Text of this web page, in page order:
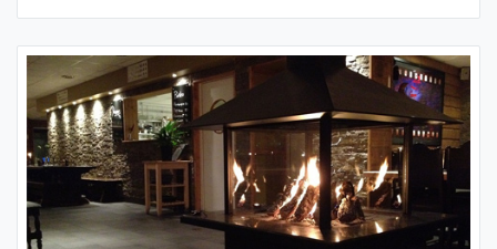
Inbyggnadsspisen kringbyggs på plats med mineritskivor som
putsas/målas så att spisen blir en ut- eller inbyggnad av/i
rumsväggen. Eller kringbyggs med murverk eller stenskivor.